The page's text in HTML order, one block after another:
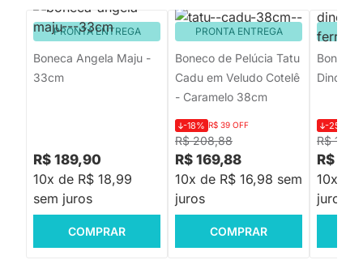
PRONTA ENTREGA
Boneca Angela Maju -
33cm
R$ 189,90
10x de R$ 18,99
sem juros
COMPRAR
PRONTA ENTREGA
Boneco de Pelúcia Tatu
Cadu em Veludo Cotelê
- Caramelo 38cm
R$ 208,88
-18% R$ 39 OFF
R$ 169,88
10x de R$ 16,98 sem
juros
COMPRAR
Boneco
R$
-25%
R$
10x de
juros